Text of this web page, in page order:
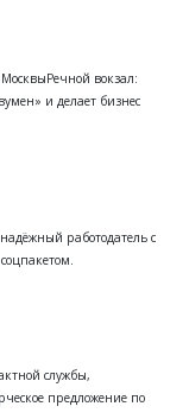
вокзал:
и делает бизнес
работодатель с
службы,
предложение по